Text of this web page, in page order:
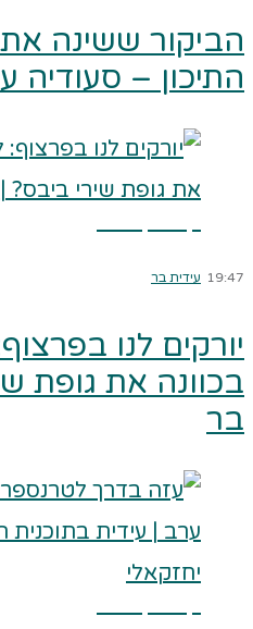
הביקור ששינה
התיכון – סעודיה
19:47 עידית בר
יורקים לנו
בכוונה את גופת
בר